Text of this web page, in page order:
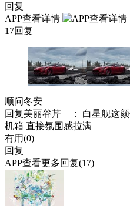
回复
APP查看详情
17回复
顺问冬安
回复美丽谷芹
： 白星舰这
机箱 直接氛围感拉满
有用(0)
回复
APP查看更多回复(17)